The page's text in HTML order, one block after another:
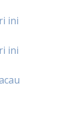
ini
ini